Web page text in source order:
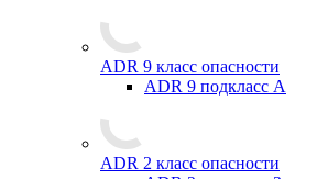
ADR 9 класс опасности
ADR 9 подкласс A
ADR 2 класс опасности